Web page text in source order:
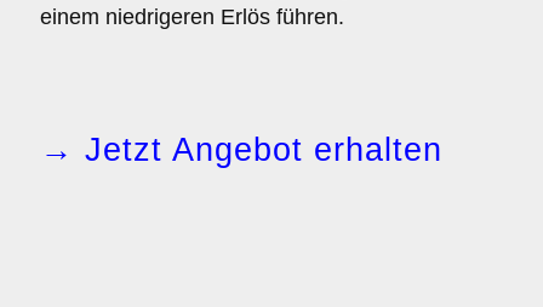
einem niedrigeren Erlös führen.
→ Jetzt Angebot erhalten